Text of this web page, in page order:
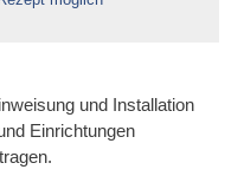
und Installation
Einrichtungen